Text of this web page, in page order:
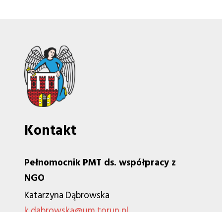
Kontakt
Pełnomocnik PMT ds. współpracy z
NGO
Katarzyna Dąbrowska